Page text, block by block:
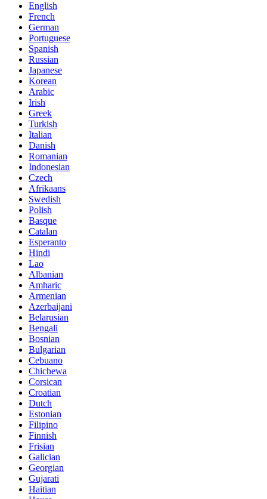
English
French
German
Portuguese
Spanish
Russian
Japanese
Korean
Arabic
Irish
Greek
Turkish
Italian
Danish
Romanian
Indonesian
Czech
Afrikaans
Swedish
Polish
Basque
Catalan
Esperanto
Hindi
Lao
Albanian
Amharic
Armenian
Azerbaijani
Belarusian
Bengali
Bosnian
Bulgarian
Cebuano
Chichewa
Corsican
Croatian
Dutch
Estonian
Filipino
Finnish
Frisian
Galician
Georgian
Gujarati
Haitian